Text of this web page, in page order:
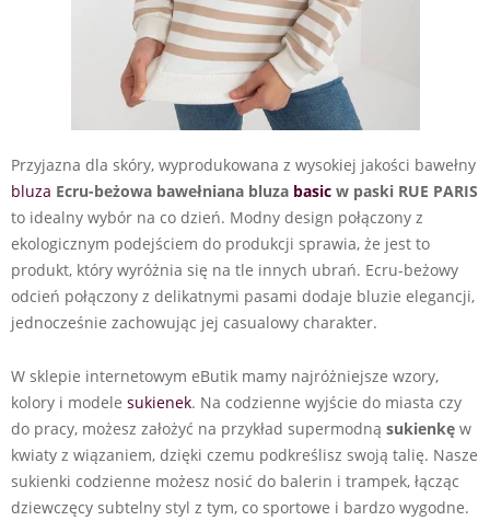
Przyjazna dla skóry, wyprodukowana z wysokiej jakości bawełny
bluza Ecru-beżowa bawełniana bluza basic w paski RUE PARIS
to idealny wybór na co dzień. Modny design połączony z
ekologicznym podejściem do produkcji sprawia, że jest to
produkt, który wyróżnia się na tle innych ubrań. Ecru-beżowy
odcień połączony z delikatnymi pasami dodaje bluzie elegancji,
jednocześnie zachowując jej casualowy charakter.
W sklepie internetowym eButik mamy najróżniejsze wzory,
kolory i modele sukienek. Na codzienne wyjście do miasta czy
do pracy, możesz założyć na przykład supermodną sukienkę w
kwiaty z wiązaniem, dzięki czemu podkreślisz swoją talię. Nasze
sukienki codzienne możesz nosić do balerin i trampek, łącząc
dziewczęcy subtelny styl z tym, co sportowe i bardzo wygodne.